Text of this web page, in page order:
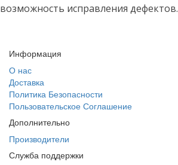
возможность исправления дефектов.
Информация
О нас
Доставка
Политика Безопасности
Пользовательское Соглашение
Дополнительно
Производители
Служба поддержки